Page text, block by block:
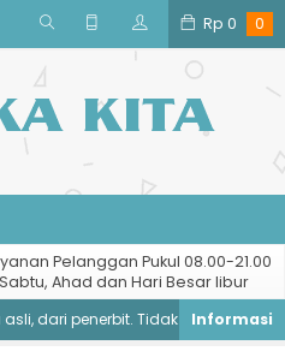
Rp 0 0
Pelanggan Pukul 08.00-21.00
Ahad dan Hari Besar libur
dari penerbit. Tidak menjual buku